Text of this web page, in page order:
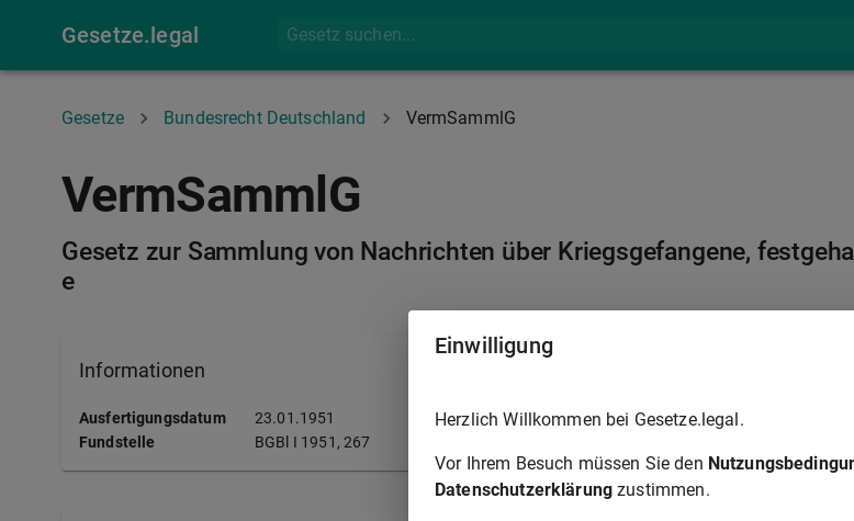
Gesetze.legal
Gesetze Bundesrecht Deutschland VermSammlG
VermSammlG
Gesetz zur Sammlung von Nachrichten über Kriegsgefangene,
e
Informationen
Ausfertigungsdatum
23.01.1951
Fundstelle
BGBl I 1951, 267
Einwilligung
Herzlich Willkommen bei Gesetze.legal.
Vor Ihrem Besuch müssen Sie den
Datenschutzerklärung zustimmen.